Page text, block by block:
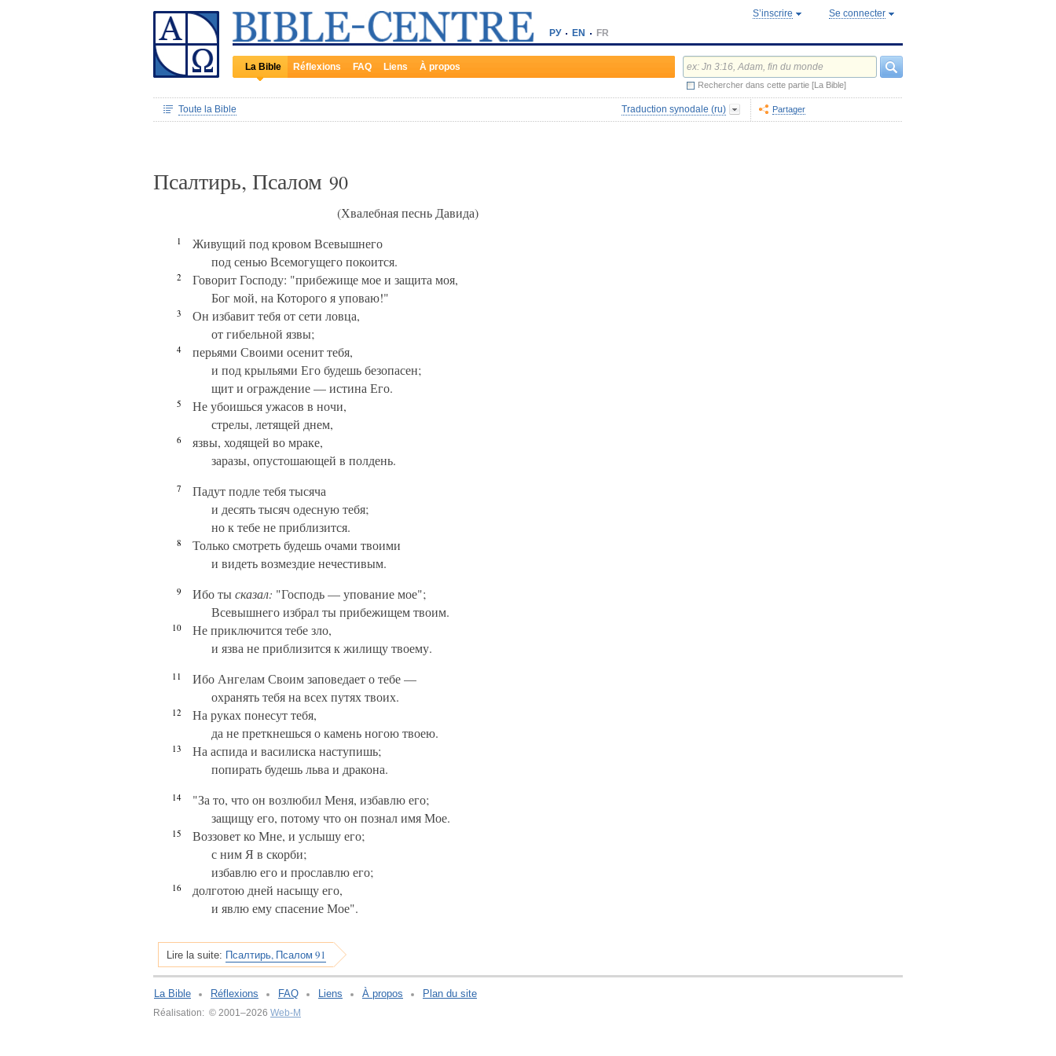
РУ EN FR
S’inscrire Se connecter
La Bible Réflexions FAQ Liens À propos
Rechercher dans cette partie [La Bible]
Toute la Bible Traduction synodale (ru) Partager
Псалтирь, Псалом 90
(Хвалебная песнь Давида)
1
Живущий под кровом Всевышнего
под сенью Всемогущего покоится.
2
Говорит Господу: "прибежище мое и защита моя,
Бог мой, на Которого я уповаю!"
3
Он избавит тебя от сети ловца,
от гибельной язвы;
4
перьями Своими осенит тебя,
и под крыльями Его будешь безопасен;
щит и ограждение — истина Его.
5
Не убоишься ужасов в ночи,
стрелы, летящей днем,
6
язвы, ходящей во мраке,
заразы, опустошающей в полдень.
7
Падут подле тебя тысяча
и десять тысяч одесную тебя;
но к тебе не приблизится.
8
Только смотреть будешь очами твоими
и видеть возмездие нечестивым.
9 Ибо тысказал: "Господь — упование мое";
Всевышнего избрал ты прибежищем твоим.
10
Не приключится тебе зло,
и язва не приблизится к жилищу твоему.
11
Ибо Ангелам Своим заповедает о тебе —
охранять тебя на всех путях твоих.
12
На руках понесут тебя,
да не преткнешься о камень ногою твоею.
13
На аспида и василиска наступишь;
попирать будешь льва и дракона.
14
"За то, что он возлюбил Меня, избавлю его;
защищу его, потому что он познал имя Мое.
15
Воззовет ко Мне, и услышу его;
с ним Я в скорби;
избавлю его и прославлю его;
16
долготою дней насыщу его,
и явлю ему спасение Мое".
Lire la suite: Псалтирь, Псалом 91
La Bible Réflexions FAQ Liens À propos Plan du site
Réalisation: © 2001–2026 Web-M